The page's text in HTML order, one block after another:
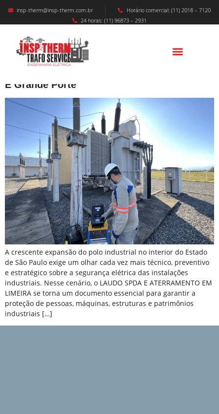
insp-therm@insp-therm.com.br
Horário comercial: (11) 2018 – 7120
24 horas: (11) 96873 – 2931
LAUDO SPDA E ATERRAMENTO EM
LIMEIRA: Segurança. Conformide E
E Grande Porte
A crescente expansão do polo industrial no interior do Estado
de São Paulo exige um olhar cada vez mais técnico, preventivo
e estratégico sobre a segurança elétrica das instalações
industriais. Nesse cenário, o LAUDO SPDA E ATERRAMENTO EM
LIMEIRA se torna um documento essencial para garantir a
proteção de pessoas, máquinas, estruturas e patrimônios
industriais […]